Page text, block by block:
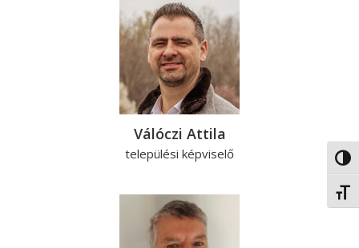
Válóczi Attila
települési képviselő